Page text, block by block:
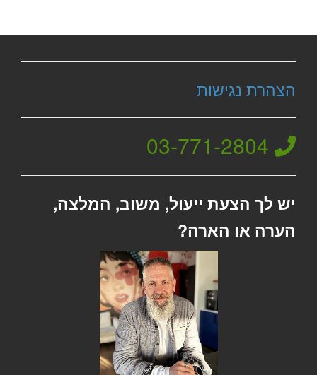
הצהרת נגישות
03-771-2804
יש לך הצעת ייעול, משוב, המלצה,
הערה או הארה?